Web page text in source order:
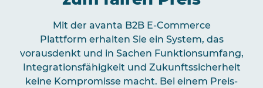
Mit der avanta B2B E-Commerce
Plattform erhalten Sie ein System, das
vorausdenkt und in Sachen Funktionsumfang,
Integrationsfähigkeit und Zukunftssicherheit
keine Kompromisse macht. Bei einem Preis-